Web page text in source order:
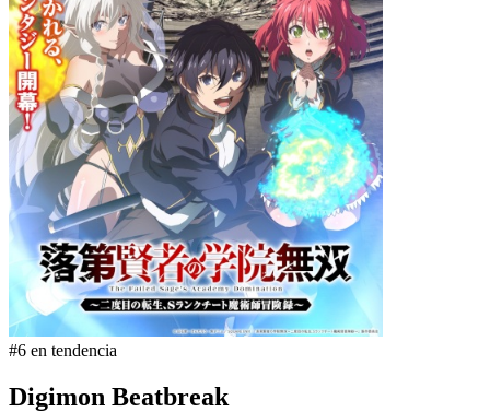
#6 en tendencia
Digimon Beatbreak